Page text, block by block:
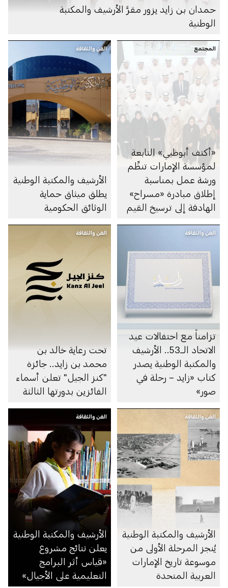
حمدان بن زايد يزور مقرَّ الأرشيف والمكتبة
الوطنية
المجتمع
«أكتف أبوظبي» التابعة
لمؤسسة الإمارات تنظِّم
ورشة عمل بمناسبة
إطلاق مبادرة «مسراح»
الهادفة إلى ترسيخ القيم
الفن والثقافة
الأرشيف والمكتبة الوطنية
يطلق ميثاق حماية
الوثائق الحكومية
الفن والثقافة
تزامناً مع احتفالات عيد
الاتحاد الــ53.. الأرشيف
والمكتبة الوطنية يصدر
كتاب «زايد – رحلة في
صور»
الفن والثقافة
تحت رعاية خالد بن
محمد بن زايد.. جائزة
"كنز الجيل" تعلن أسماء
الفائزين بدورتها الثالثة
الفن والثقافة
الأرشيف والمكتبة الوطنية
يُنجز المرحلة الأولى من
موسوعة تاريخ الإمارات
العربية المتحدة
الفن والثقافة
الأرشيف والمكتبة الوطنية
يعلن نتائج مشروع
«قياس أثر البرامج
التعليمية على الأجيال»